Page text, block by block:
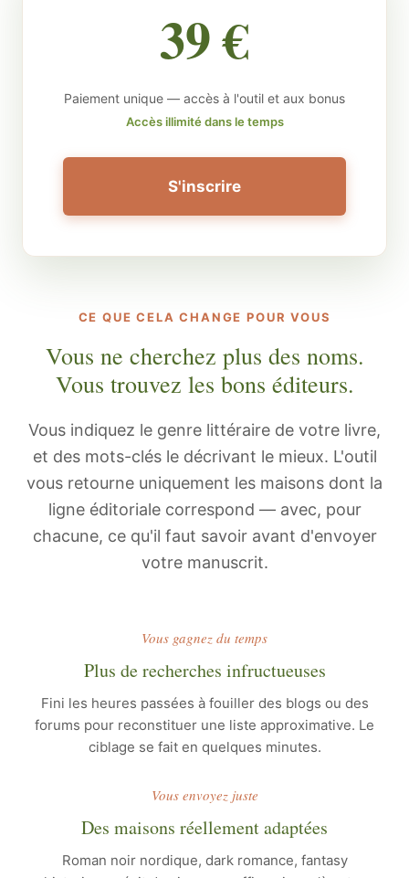
39 €
Paiement unique — accès à l'outil et aux bonus
Accès illimité dans le temps
S'inscrire
CE QUE CELA CHANGE POUR VOUS
Vous ne cherchez plus des noms.
Vous trouvez les bons éditeurs.
Vous indiquez le genre littéraire de votre livre,
et des mots-clés le décrivant le mieux. L'outil
vous retourne uniquement les maisons dont la
ligne éditoriale correspond — avec, pour
chacune, ce qu'il faut savoir avant d'envoyer
votre manuscrit.
Vous gagnez du temps
Plus de recherches infructueuses
Fini les heures passées à fouiller des blogs ou des
forums pour reconstituer une liste approximative. Le
ciblage se fait en quelques minutes.
Vous envoyez juste
Des maisons réellement adaptées
Roman noir nordique, dark romance, fantasy